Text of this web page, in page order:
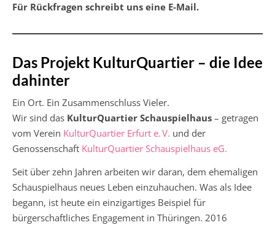
Für Rückfragen schreibt uns eine E-Mail.
Das Projekt KulturQuartier – die Idee
dahinter
Ein Ort. Ein Zusammenschluss Vieler.
Wir sind das KulturQuartier Schauspielhaus – getragen
vom Verein KulturQuartier Erfurt e. V. und der
Genossenschaft KulturQuartier Schauspielhaus eG.
Seit über zehn Jahren arbeiten wir daran, dem ehemaligen
Schauspielhaus neues Leben einzuhauchen. Was als Idee
begann, ist heute ein einzigartiges Beispiel für
bürgerschaftliches Engagement in Thüringen. 2016